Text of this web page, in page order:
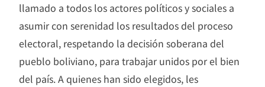
llamado a todos los actores políticos y sociales a
asumir con serenidad los resultados del proceso
electoral, respetando la decisión soberana del
pueblo boliviano, para trabajar unidos por el bien
del país. A quienes han sido elegidos, les